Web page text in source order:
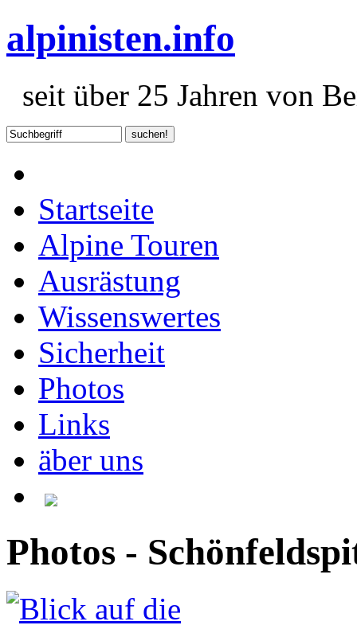
alpinisten.info
seit über 25 Jahren von
Startseite
Alpine Touren
Ausrästung
Wissenswertes
Sicherheit
Photos
Links
äber uns
Photos -